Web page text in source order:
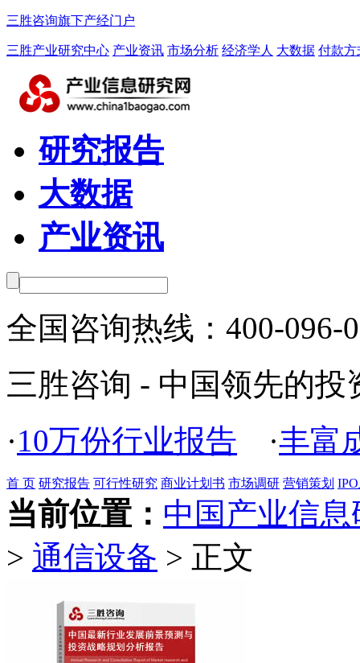
三胜咨询旗下产经门户
三胜产业研究中心 产业资讯 市场分析 经济学人 大数据 付款方
研究报告
大数据
产业资讯
全国咨询热线： 400-096-
三胜咨询 - 中国领先的投
·10万份行业报告 ·丰富
首 页 研究报告 可行性研究 商业计划书 市场调研 营销策划
当前位置： 中国产业信
> 通信设备 > 正文